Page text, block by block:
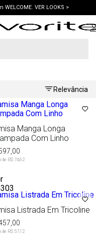
VER LOOKS >
>
Relevância
Manga Longa
Com Linho
de R$ 74,62
Listrada Em Tricoline
de R$ 57,12